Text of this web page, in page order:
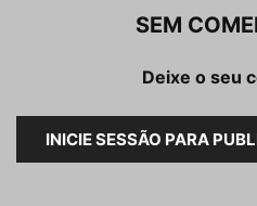
SEM
Deixe o seu
INICIE SESSÃO PARA